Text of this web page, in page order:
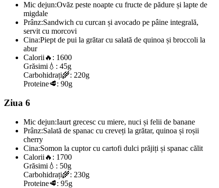
Mic dejun:Ovăz peste noapte cu fructe de pădure și lapte de
migdale
Prânz:Sandwich cu curcan și avocado pe pâine integrală,
servit cu morcovi
Cina:Piept de pui la grătar cu salată de quinoa și broccoli la
abur
Calorii 🔥: 1600
Grăsimi 💧: 45g
Carbohidrați🌾: 220g
Proteine🥩: 90g
Ziua 6
Mic dejun:Iaurt grecesc cu miere, nuci și felii de banane
Prânz:Salată de spanac cu creveți la grătar, quinoa și roșii
cherry
Cina:Somon la cuptor cu cartofi dulci prăjiți și spanac călit
Calorii 🔥: 1700
Grăsimi 💧: 50g
Carbohidrați🌾: 230g
Proteine🥩: 95g